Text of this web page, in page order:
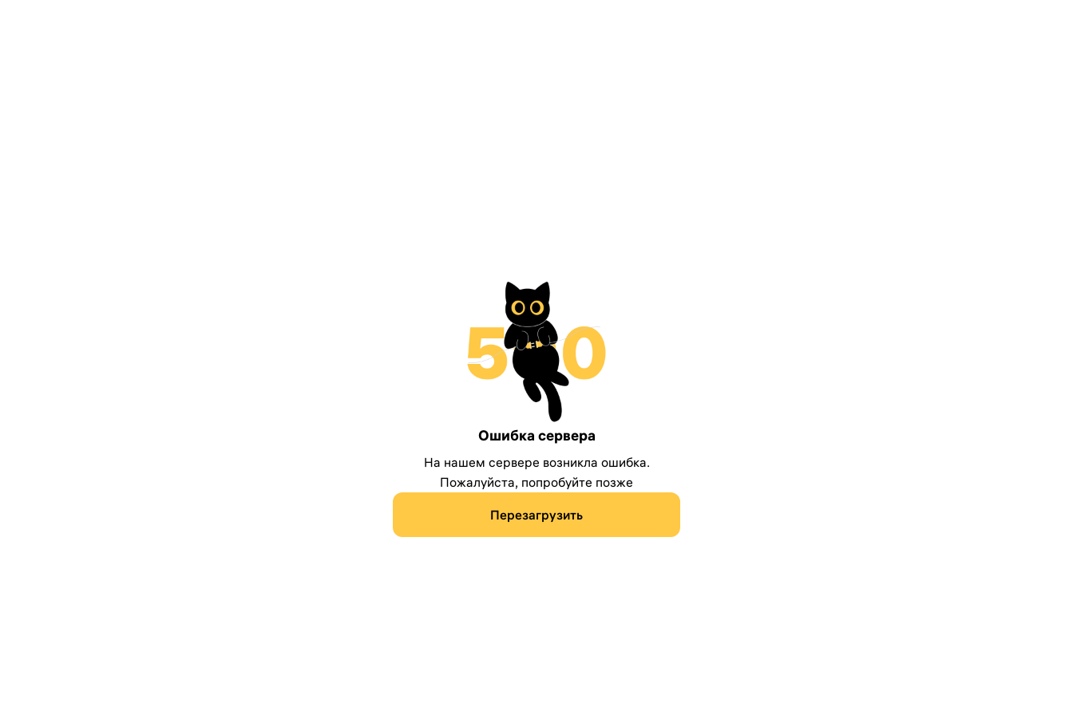
Ошибка сервера
На нашем сервере возникла ошибка.
Пожалуйста, попробуйте позже
Перезагрузить